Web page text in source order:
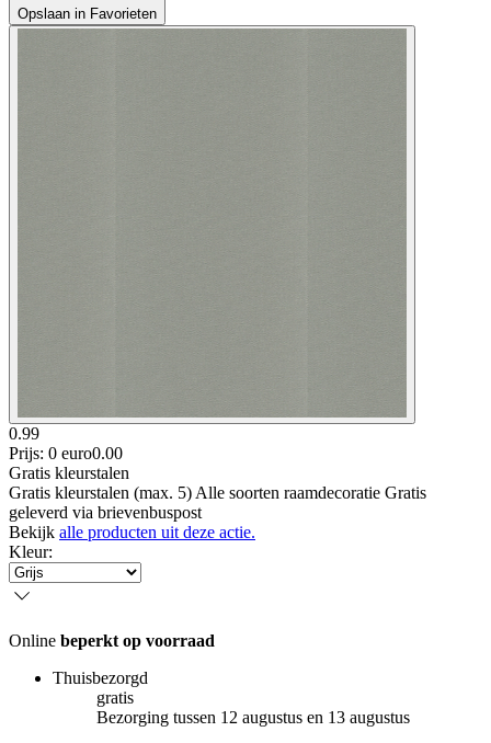
Opslaan in Favorieten
0.99
Prijs: 0 euro0.00
Gratis kleurstalen
Gratis kleurstalen (max. 5) Alle soorten raamdecoratie Gratis
geleverd via brievenbuspost
Bekijk alle producten uit deze actie.
Kleur:
Online beperkt op voorraad
Thuisbezorgd
gratis
Bezorging tussen 12 augustus en 13 augustus